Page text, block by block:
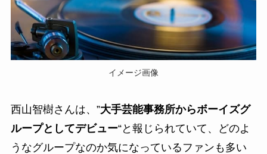
イメージ画像
西山智樹さんは、”大手芸能事務所からボーイズグ
ループとしてデビュー“と報じられていて、どのよ
うなグループなのか気になっているファンも多い